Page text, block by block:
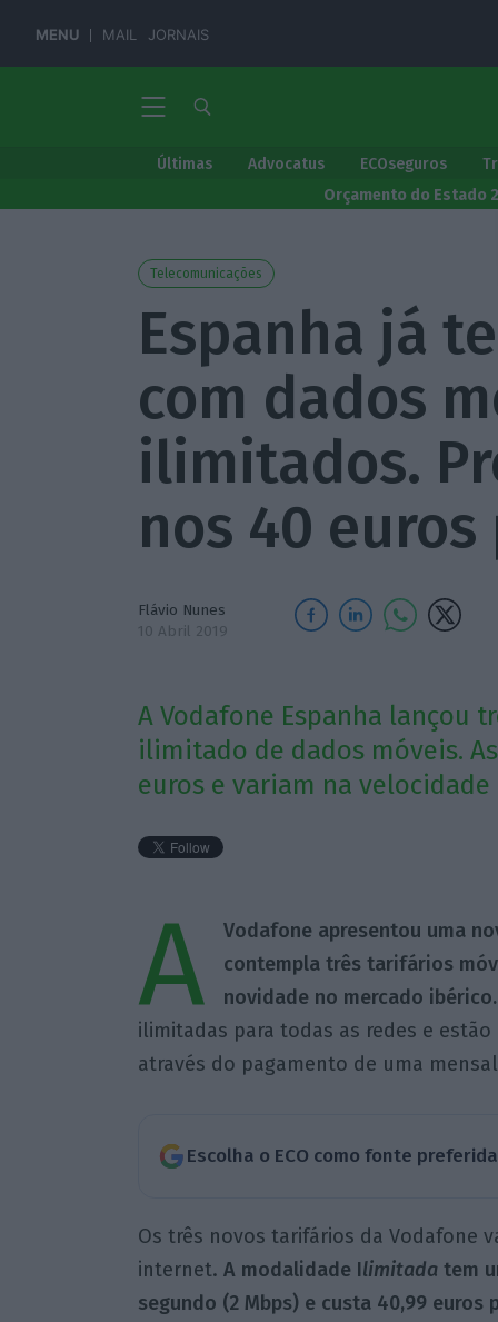
MENU MAIL JORNAIS
Últimas Advocatus ECOseguros
Orçamento do Estado
Telecomunicações
Espanha já
com dados
ilimitados.
nos 40
Flávio Nunes
10 Abril 2019
A Vodafone Espanha lançou
ilimitado de dados móveis.
euros e variam na
A
Vodafone apresentou uma
contempla três tarifários
novidade no mercado ibérico.
ilimitadas para todas as redes e
através do pagamento de uma
Escolha o ECO como fonte
Os três novos tarifários da Vodafone
internet. A modalidade Ilimitadatem
segundo (2 Mbps) e custa 40,99 euros